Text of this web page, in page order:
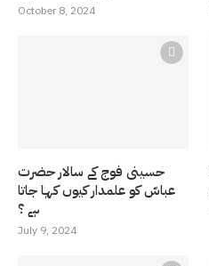
October 8, 2024
حسینی فوج کے سالار حضرت
عباسّ کو علمدار کیوں کہا جاتا
ہے ؟
July 9, 2024